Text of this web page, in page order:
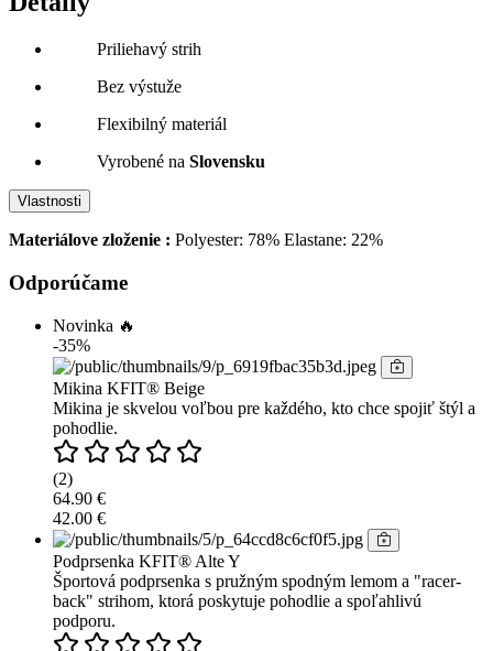
Priliehavý strih
Bez výstuže
Flexibilný materiál
Vyrobené na Slovensku
Vlastnosti
Materiálove zloženie : Polyester: 78% Elastane: 22%
Odporúčame
Novinka 🔥
-35%
Mikina KFIT® Beige
Mikina je skvelou voľbou pre každého, kto chce spojiť štýl a
pohodlie.
(2)
64.90 €
42.00 €
Podprsenka KFIT® Alte Y
Športová podprsenka s pružným spodným lemom a "racer-
back" strihom, ktorá poskytuje pohodlie a spoľahlivú
podporu.